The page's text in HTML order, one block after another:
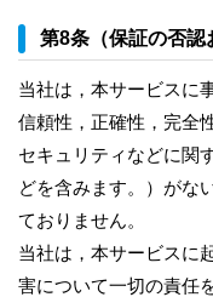
第8条（保証の否認
当社は，本サービスに
信頼性，正確性，完全
セキュリティなどに関
どを含みます。）がな
ておりません。
当社は，本サービスに
害について一切の責任